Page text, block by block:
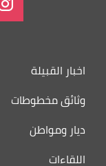
اخبار القبيلة
وثائق مخطوطات
ديار ومواطن
اللقاءات